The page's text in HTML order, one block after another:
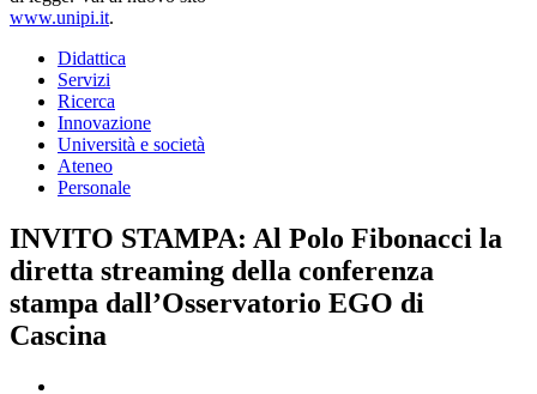
www.unipi.it.
Didattica
Servizi
Ricerca
Innovazione
Università e società
Ateneo
Personale
INVITO STAMPA: Al Polo Fibonacci la
diretta streaming della conferenza
stampa dall’Osservatorio EGO di
Cascina